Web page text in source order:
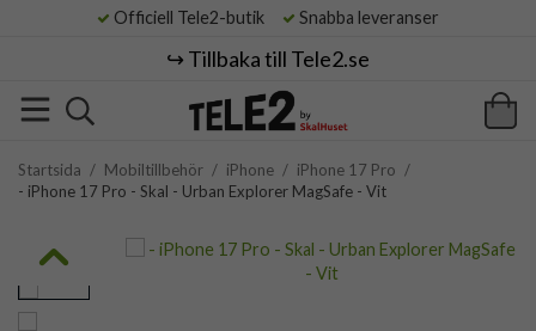
Officiell Tele2-butik Snabba leveranser
↪️ Tillbaka till Tele2.se
Startsida / Mobiltillbehör / iPhone / iPhone 17 Pro /
- iPhone 17 Pro - Skal - Urban Explorer MagSafe - Vit